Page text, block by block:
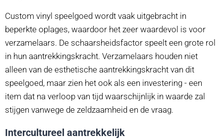
Custom vinyl speelgoed wordt vaak uitgebracht in
beperkte oplages, waardoor het zeer waardevol is voor
verzamelaars. De schaarsheidsfactor speelt een grote rol
in hun aantrekkingskracht. Verzamelaars houden niet
alleen van de esthetische aantrekkingskracht van dit
speelgoed, maar zien het ook als een investering - een
item dat na verloop van tijd waarschijnlijk in waarde zal
stijgen vanwege de zeldzaamheid en de vraag.
Intercultureel aantrekkelijk